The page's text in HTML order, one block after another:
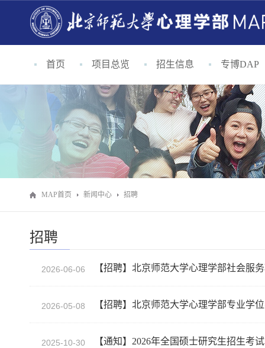
首页 项目总览 招生信息 专博DAP
MAP首页 新闻中心 招聘
招聘
2026-06-06 【招聘】北京师范大学心理学部社会服
2026-05-08 【招聘】北京师范大学心理学部专业学
2025-10-30 【通知】2026年全国硕士研究生招生考